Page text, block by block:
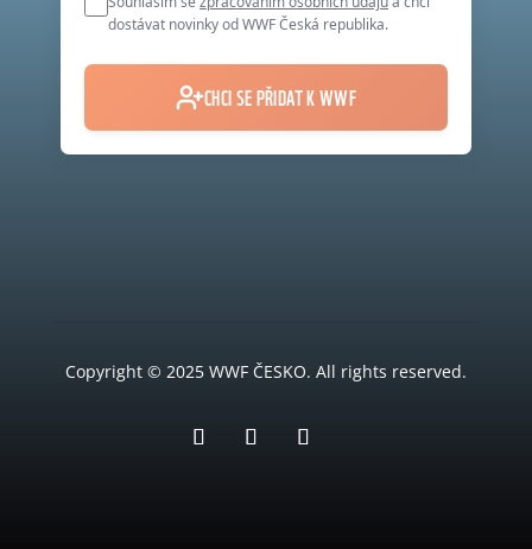
Copyright © 2025 WWF ČESKO. All rights reserved.